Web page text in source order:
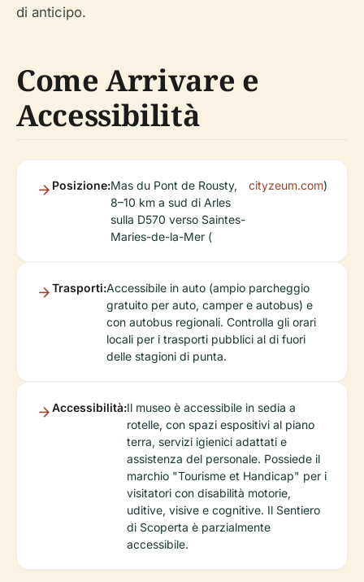
di anticipo.
Come Arrivare e
Accessibilità
Posizione:Mas du Pont de Rousty,
8–10 km a sud di Arles
sulla D570 verso Saintes-
Maries-de-la-Mer (
cityzeum.com)
Trasporti:Accessibile in auto (ampio parcheggio
gratuito per auto, camper e autobus) e
con autobus regionali. Controlla gli orari
locali per i trasporti pubblici al di fuori
delle stagioni di punta.
Accessibilità:Il museo è accessibile in sedia a
rotelle, con spazi espositivi al piano
terra, servizi igienici adattati e
assistenza del personale. Possiede il
marchio "Tourisme et Handicap" per i
visitatori con disabilità motorie,
uditive, visive e cognitive. Il Sentiero
di Scoperta è parzialmente
accessibile.